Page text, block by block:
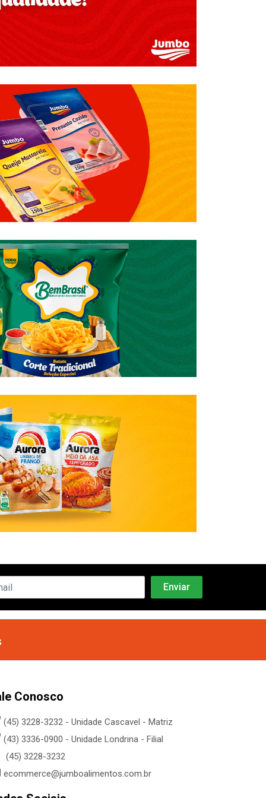
Conosco
(45) 3228-3232 - Unidade Cascavel - Matriz
(43) 3336-0900 - Unidade Londrina - Filial
(45) 3228-3232
ecommerce@jumboalimentos.com.br